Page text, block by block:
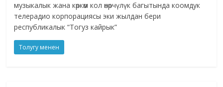
музыкалык жана көркөм кол өнөрчүлүк багытында коомдук
телерадио корпорациясы эки жылдан бери
республикалык “Тогуз кайрык”
Толугу менен